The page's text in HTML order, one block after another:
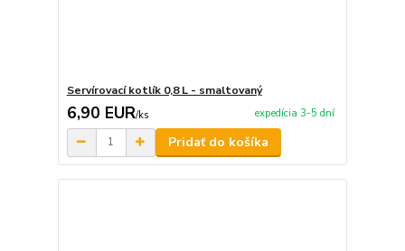
Servírovací kotlík 0,8 L - smaltovaný
6,90 EUR/ks expedícia 3-5 dní
Pridať do košíka